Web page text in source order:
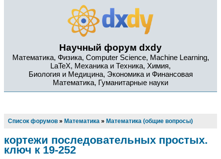
Научный форум dxdy
Математика, Физика, Computer Science, Machine Learning,
LaTeX, Механика и Техника, Химия,
Биология и Медицина, Экономика и Финансовая
Математика, Гуманитарные науки
Список форумов » Математика » Математика (общие вопросы)
кортежи последовательных простых.
ключ к 19-252